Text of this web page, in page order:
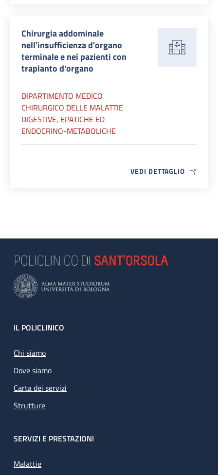
Chirurgia addominale
nell'insufficienza d'organo
terminale e nei pazienti con
trapianto d'organo
DIPARTIMENTO MEDICO
CHIRURGICO DELLE MALATTIE
DIGESTIVE, EPATICHE ED
ENDOCRINO-METABOLICHE
VEDI DETTAGLIO MAP ICON
Footer
IL POLICLINICO
Chi siamo
Dove siamo
Carta dei servizi
Strutture
SERVIZI E PRESTAZIONI
Malattie